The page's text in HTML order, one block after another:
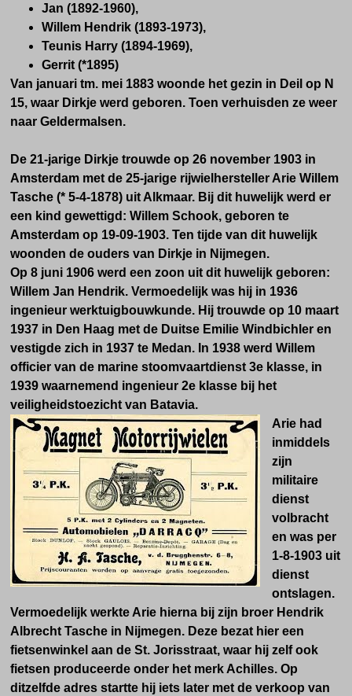
Jan (1892-1960),
Willem Hendrik (1893-1973),
Teunis Harry (1894-1969),
Gerrit (*1895)
Van januari tm. mei 1883 woonde het gezin in Deil op N
15, waar Dirkje werd geboren. Toen verhuisden ze weer
naar Geldermalsen.
De 21-jarige Dirkje trouwde op 26 november 1903 in
Amsterdam met de 25-jarige rijwielhersteller Arie Willem
Tasche (* 5-4-1878) uit Alkmaar. Bij dit huwelijk werd er
een kind gewettigd: Willem Schook, geboren te
Amsterdam op 19-09-1903. Ten tijde van dit huwelijk
woonden de ouders van Dirkje in Nijmegen.
Op 8 juni 1906 werd een zoon uit dit huwelijk geboren:
Willem Jan Hendrik. Vermoedelijk was hij in 1936
ingenieur werktuigbouwkunde. Hij trouwde op 10 maart
1937 in Den Haag met de Duitse Emilie Windbichler en
vestigde zich in 1937 te Medan. In 1938 werd Willem
officier van de marine stoomvaartdienst 3e klasse, in
1939 waarnemend ingenieur 2e klasse bij het
veiligheidstoezicht van Batavia.
Arie had
inmiddels
zijn
militaire
dienst
volbracht
en was per
1-8-1903 uit
dienst
ontslagen.
Vermoedelijk werkte Arie hierna bij zijn broer Hendrik
Albrecht Tasche in Nijmegen. Deze bezat hier een
fietsenwinkel aan de St. Jorisstraat, waar hij zelf ook
fietsen produceerde onder het merk Achilles. Op
ditzelfde adres startte hij iets later met de verkoop van